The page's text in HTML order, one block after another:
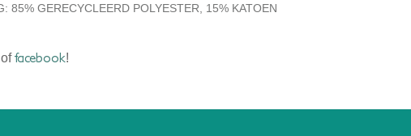
85% GERECYCLEERD POLYESTER, 15% KATOEN
offacebook!